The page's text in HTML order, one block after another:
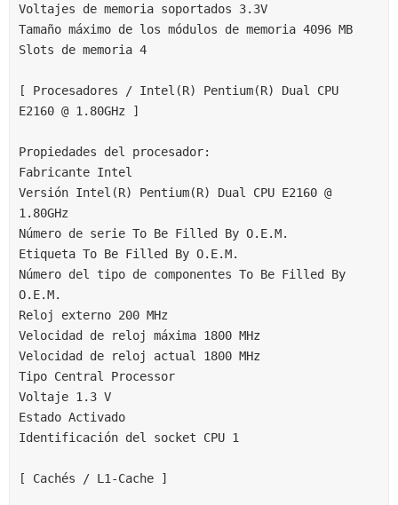
Voltajes de memoria soportados 3.3V
Tamaño máximo de los módulos de memoria 4096 MB
Slots de memoria 4
[ Procesadores / Intel(R) Pentium(R) Dual CPU
E2160 @ 1.80GHz ]
Propiedades del procesador:
Fabricante Intel
Versión Intel(R) Pentium(R) Dual CPU E2160 @
1.80GHz
Número de serie To Be Filled By O.E.M.
Etiqueta To Be Filled By O.E.M.
Número del tipo de componentes To Be Filled By
O.E.M.
Reloj externo 200 MHz
Velocidad de reloj máxima 1800 MHz
Velocidad de reloj actual 1800 MHz
Tipo Central Processor
Voltaje 1.3 V
Estado Activado
Identificación del socket CPU 1
[ Cachés / L1-Cache ]